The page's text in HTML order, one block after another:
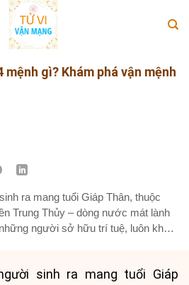
gì? Khám phá vận mệnh
ra mang tuổi Giáp Thân, thuộc
Trung Thủy – dòng nước mát lành
người sở hữu trí tuệ, luôn khao
sinh ra mang tuổi Giáp